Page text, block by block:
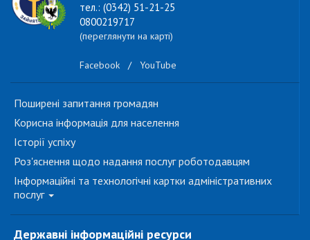
тел.: (0342) 51-21-25
0800219717
(переглянути на карті)
Facebook / YouTube
Поширені запитання громадян
Корисна інформація для населення
Історії успіху
Роз'яснення щодо надання послуг роботодавцям
Інформаційні та технологічні картки адміністративних
послуг
Державні інформаційні ресурси